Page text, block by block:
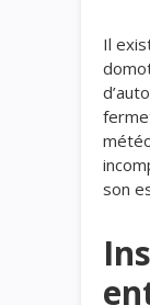
Il
son